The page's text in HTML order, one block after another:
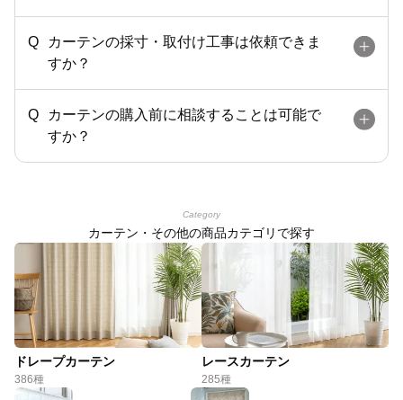
カーテンの採寸・取付け工事は依頼できま
すか？
カーテンの購入前に相談することは可能で
すか？
Category
カーテン・その他の商品カテゴリで探す
ドレープカーテン
386種
レースカーテン
285種